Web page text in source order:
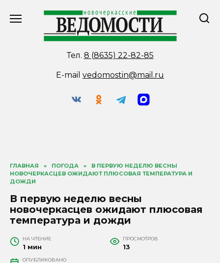
Тел. 8 (8635) 22-82-85
E-mail vedomostin@mail.ru
ГЛАВНАЯ » ПОГОДА »
В ПЕРВУЮ НЕДЕЛЮ ВЕСНЫ
НОВОЧЕРКАСЦЕВ ОЖИДАЮТ ПЛЮСОВАЯ ТЕМПЕРАТУРА И
ДОЖДИ
В первую неделю весны
новочеркасцев ожидают плюсовая
температура и дожди
НА ЧТЕНИЕ
1 мин
ПРОСМОТРОВ
13
ОПУБЛИКОВАНО